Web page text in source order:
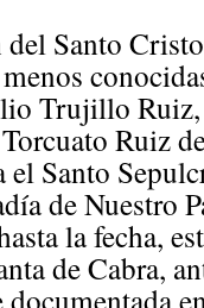
Santo
Trujillo
Ruiz
el Santo
de Nuestro
la fecha,
de Cabra,